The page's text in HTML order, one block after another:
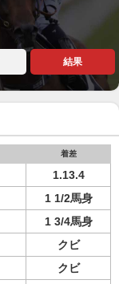
結果
着差
1.13.4
1 1/2馬身
1 3/4馬身
クビ
クビ